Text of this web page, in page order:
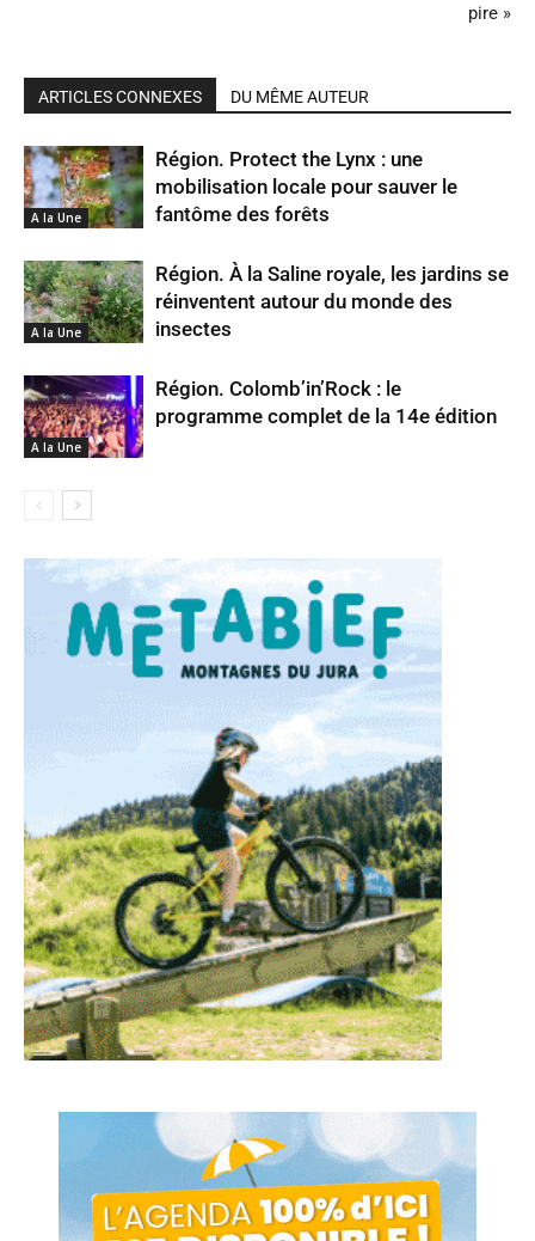
pire »
ARTICLES CONNEXES DU MÊME AUTEUR
A la Une
Région. Protect the Lynx : une
mobilisation locale pour sauver le
fantôme des forêts
A la Une
Région. À la Saline royale, les jardins se
réinventent autour du monde des
insectes
A la Une
Région. Colomb’in’Rock : le
programme complet de la 14e édition